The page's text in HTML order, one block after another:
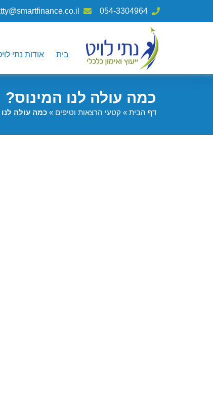
054-3304964
בית אודות נתי
כמה עולה לנו המינוס?
דף הבית » קטעי הרצאות וטיפים » כמה עולה